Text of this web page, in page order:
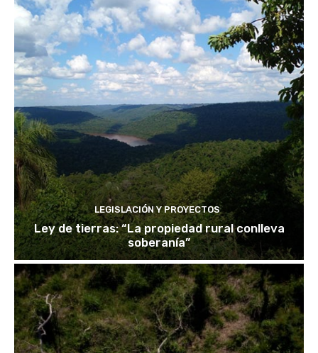
LEGISLACIÓN Y PROYECTOS
Ley de tierras: “La propiedad rural conlleva
soberanía”